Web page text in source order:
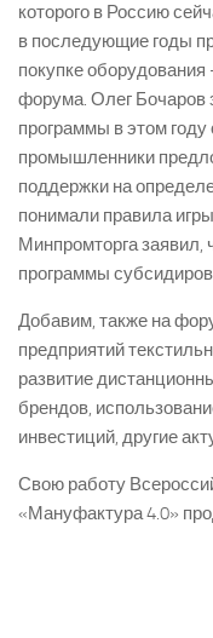
которого в Россию
в последующие годы
покупке
форума. Олег Бочаров
программы в этом году
промышленники
поддержки на
понимали правила
Минпромторга заявил,
программы
Добавим, также на
предприятий
развитие
брендов,
инвестиций, другие
Свою работу
«Мануфактура 4.0»